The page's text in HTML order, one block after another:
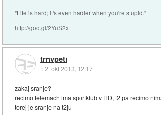
"Life is hard; it's even harder when you're stupid."
http://goo.gl/2YuS2x
trnvpeti
::2. okt 2013, 12:17
zakaj sranje?
recimo telemach ima sportklub v HD, t2 pa recimo
torej je sranje na t2ju